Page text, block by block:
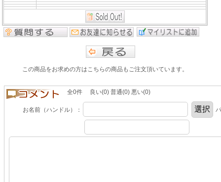
この商品をお求めの方はこちらの商品もご注文頂いています。
全0件 良い(0) 普通(0) 悪い(0)
お名前（ハンドル）：